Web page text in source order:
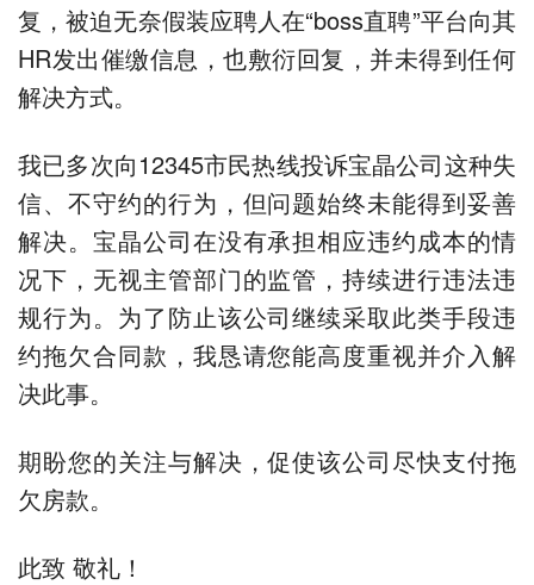
复，被迫无奈假装应聘人在“boss直聘”平台向其
HR发出催缴信息，也敷衍回复，并未得到任何
解决方式。
我已多次向12345市民热线投诉宝晶公司这种失
信、不守约的行为，但问题始终未能得到妥善
解决。宝晶公司在没有承担相应违约成本的情
况下，无视主管部门的监管，持续进行违法违
规行为。为了防止该公司继续采取此类手段违
约拖欠合同款，我恳请您能高度重视并介入解
决此事。
期盼您的关注与解决，促使该公司尽快支付拖
欠房款。
此致 敬礼！